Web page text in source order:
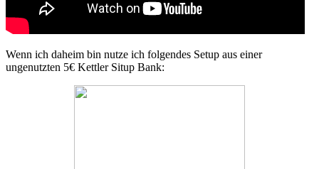
Wenn ich daheim bin nutze ich folgendes Setup aus einer
ungenutzten 5€ Kettler Situp Bank: